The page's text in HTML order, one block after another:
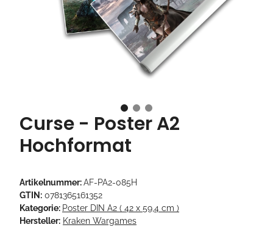
Curse - Poster A2
Hochformat
Artikelnummer:AF-PA2-085H
GTIN: 0781365161352
Kategorie: Poster DIN A2 ( 42 x 59,4 cm )
Hersteller: Kraken Wargames